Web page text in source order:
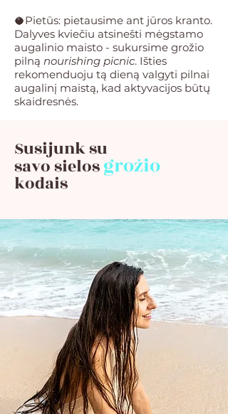
🥥Pietūs: pietausime ant jūros kranto.
Dalyves kviečiu atsinešti mėgstamo
augalinio maisto - sukursime grožio
pilną nourishing picnic. Išties
rekomenduoju tą dieną valgyti pilnai
augalinį maistą, kad aktyvacijos būtų
skaidresnės.
Susijunk su
savosielosgrožio
kodais